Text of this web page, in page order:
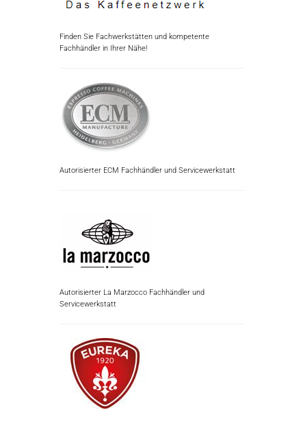
Finden Sie Fachwerkstätten und kompetente
Fachhändler in Ihrer Nähe!
Autorisierter ECM Fachhändler und Servicewerkstatt
Autorisierter La Marzocco Fachhändler und
Servicewerkstatt